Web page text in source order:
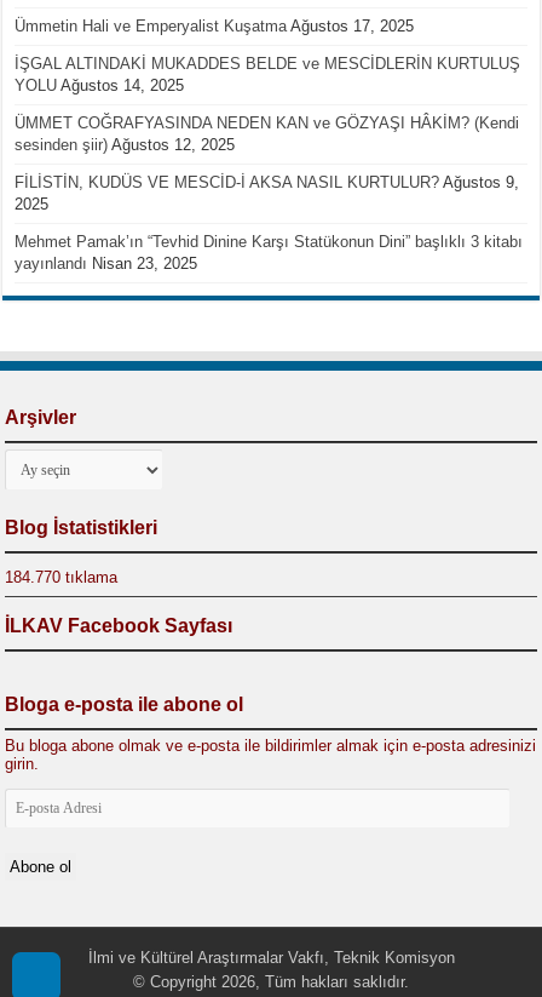
Ümmetin Hali ve Emperyalist Kuşatma Ağustos 17, 2025
İŞGAL ALTINDAKİ MUKADDES BELDE ve MESCİDLERİN KURTULUŞ
YOLU Ağustos 14, 2025
ÜMMET COĞRAFYASINDA NEDEN KAN ve GÖZYAŞI HÂKİM? (Kendi
sesinden şiir) Ağustos 12, 2025
FİLİSTİN, KUDÜS VE MESCİD-İ AKSA NASIL KURTULUR? Ağustos 9,
2025
Mehmet Pamak’ın “Tevhid Dinine Karşı Statükonun Dini” başlıklı 3 kitabı
yayınlandı Nisan 23, 2025
Arşivler
Arşivler
Blog İstatistikleri
184.770 tıklama
İLKAV Facebook Sayfası
Bloga e-posta ile abone ol
Bu bloga abone olmak ve e-posta ile bildirimler almak için e-posta adresinizi
girin.
E-
posta
Abone ol
İlmi ve Kültürel Araştırmalar Vakfı, Teknik Komisyon
© Copyright 2026, Tüm hakları saklıdır.